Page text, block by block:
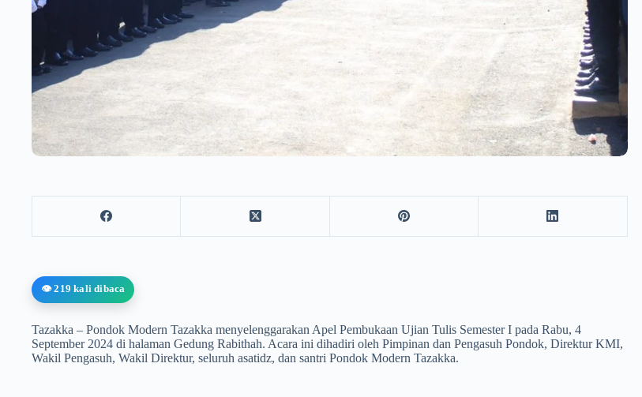
👁️ 219 kali dibaca
Tazakka – Pondok Modern Tazakka menyelenggarakan Apel Pembukaan Ujian Tulis Semester I pada Rabu, 4
September 2024 di halaman Gedung Rabithah. Acara ini dihadiri oleh Pimpinan dan Pengasuh Pondok, Direktur KMI,
Wakil Pengasuh, Wakil Direktur, seluruh asatidz, dan santri Pondok Modern Tazakka.